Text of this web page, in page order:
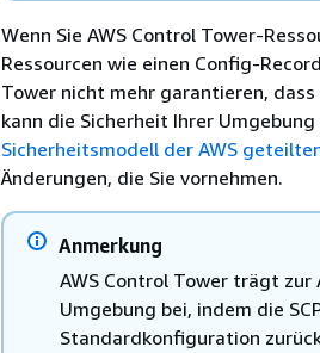
Wenn Sie AWS Control Tower-
Ressourcen wie einen Config-
Tower nicht mehr garantieren,
kann die Sicherheit Ihrer
Sicherheitsmodell der AWS
Änderungen, die Sie vornehmen.
Anmerkung
AWS Control Tower trägt
Umgebung bei, indem die
Standardkonfiguration